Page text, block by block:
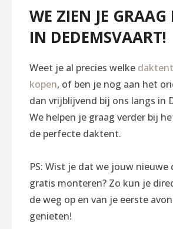
WE ZIEN JE GRAAG
IN DEDEMSVAART!
Weet je al precies welke
kopen, of ben je nog aan het
dan vrijblijvend bij ons langs in
We helpen je graag verder bij
de perfecte daktent.
PS: Wist je dat we jouw
gratis monteren? Zo kun je
de weg op en van je eerste
genieten!